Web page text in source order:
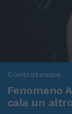
Controtempo
Fenomeno
cala un